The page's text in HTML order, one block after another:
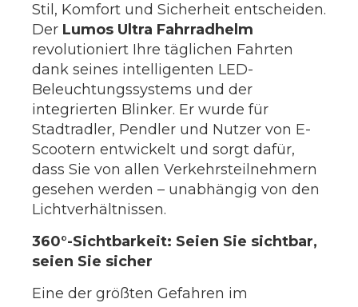
Stil, Komfort und Sicherheit entscheiden.
Der Lumos Ultra Fahrradhelm
revolutioniert Ihre täglichen Fahrten
dank seines intelligenten LED-
Beleuchtungssystems und der
integrierten Blinker. Er wurde für
Stadtradler, Pendler und Nutzer von E-
Scootern entwickelt und sorgt dafür,
dass Sie von allen Verkehrsteilnehmern
gesehen werden – unabhängig von den
Lichtverhältnissen.
360°-Sichtbarkeit: Seien Sie sichtbar,
seien Sie sicher
Eine der größten Gefahren im